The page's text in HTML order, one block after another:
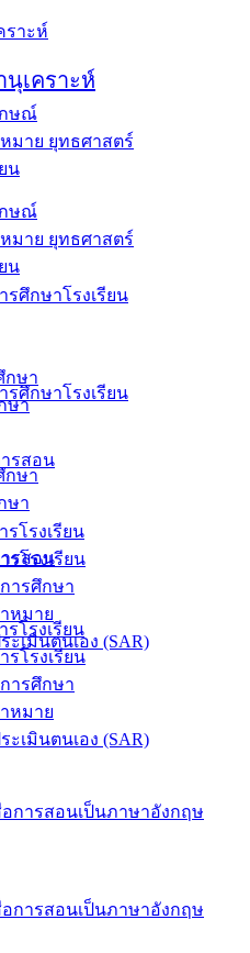
นุเคราะห์
ษณ์
มาย ยุทธศาสตร์
น
ศึกษาโรงเรียน
กษา
ษา
รสอน
รโรงเรียน
โรงเรียน
ารศึกษา
หมาย
ะเมินตนเอง (SAR)
การสอนเป็นภาษาอังกฤษ
ษณ์
มาย ยุทธศาสตร์
น
ศึกษาโรงเรียน
กษา
ษา
รสอน
รโรงเรียน
โรงเรียน
ารศึกษา
หมาย
ะเมินตนเอง (SAR)
การสอนเป็นภาษาอังกฤษ